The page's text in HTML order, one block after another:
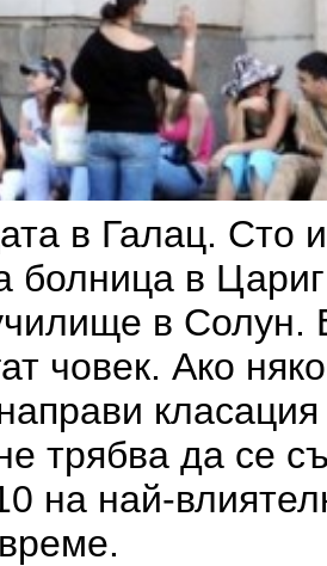
в Галац. Сто
болница в
в Солун.
човек. Ако
трябва да се
на най-